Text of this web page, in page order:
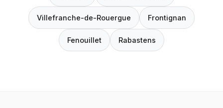
Villefranche-de-Rouergue Frontignan
Fenouillet Rabastens